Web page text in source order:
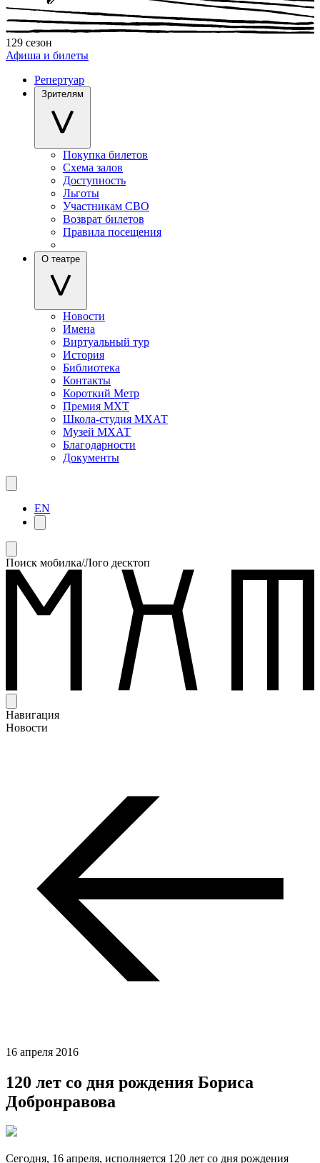
129 сезон
Афиша и билеты
Репертуар
Зрителям
Покупка билетов
Схема залов
Доступность
Льготы
Участникам СВО
Возврат билетов
Правила посещения
О театре
Новости
Имена
Виртуальный тур
История
Библиотека
Контакты
Короткий Метр
Премия МХТ
Школа-студия МХАТ
Музей МХАТ
Благодарности
Документы
EN
Поиск мобилка/Лого десктоп
Навигация
Новости
16 апреля 2016
120 лет со дня рождения Бориса
Добронравова
Сегодня, 16 апреля, исполняется 120 лет со дня рождения